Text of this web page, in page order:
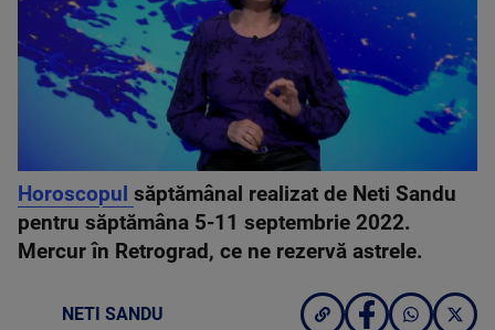
Horoscopul săptămânal realizat de Neti Sandu
pentru săptămâna 5-11 septembrie 2022.
Mercur în Retrograd, ce ne rezervă astrele.
NETI SANDU